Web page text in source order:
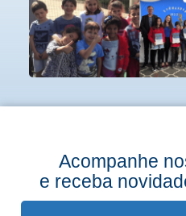
Acompanhe
e receba